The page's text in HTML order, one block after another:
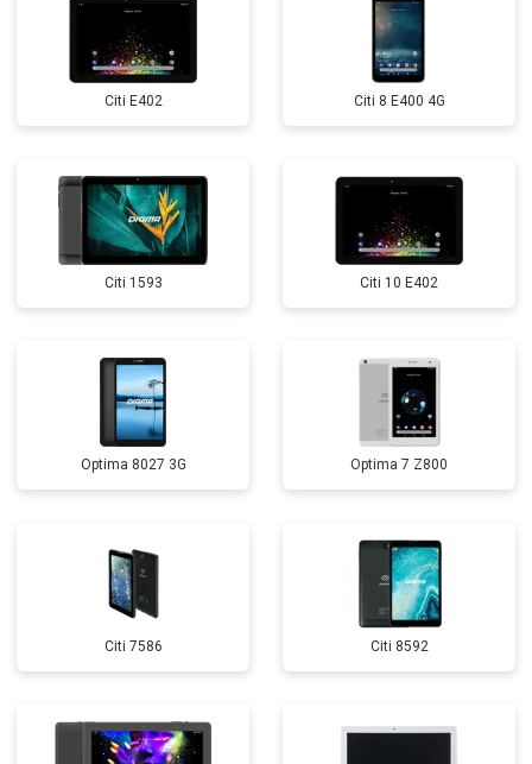
Citi E402 Citi 8 E400 4G
Citi 1593 Citi 10 E402
Optima 8027 3G Optima 7 Z800
Citi 7586 Citi 8592